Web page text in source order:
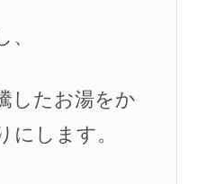
したお湯をか
にします。